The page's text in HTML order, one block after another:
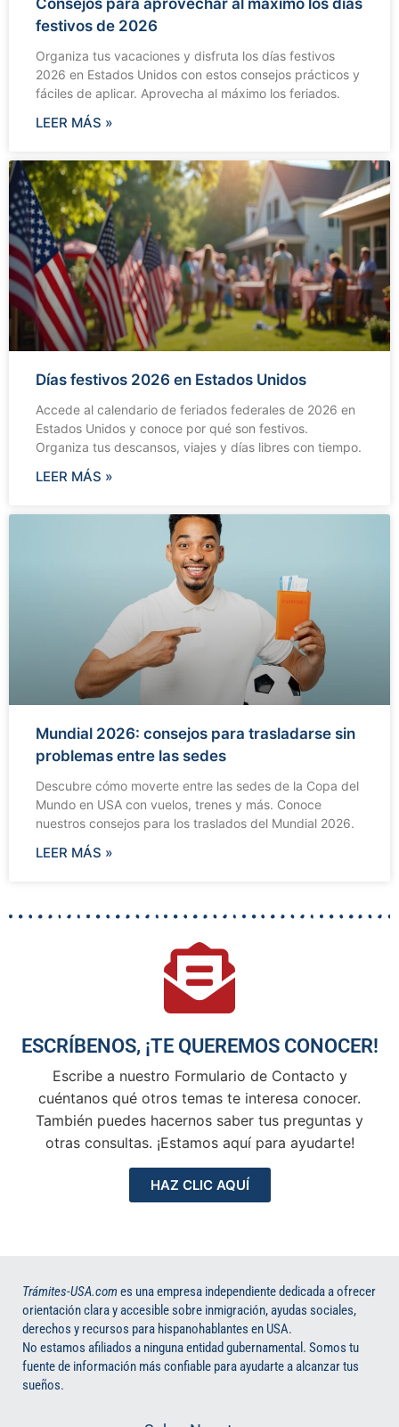
festivos de 2026
Organiza tus vacaciones y disfruta los días festivos
2026 en Estados Unidos con estos consejos prácticos y
fáciles de aplicar. Aprovecha al máximo los feriados.
LEER MÁS »
Días festivos 2026 en Estados Unidos
Accede al calendario de feriados federales de 2026 en
Estados Unidos y conoce por qué son festivos.
Organiza tus descansos, viajes y días libres con tiempo.
LEER MÁS »
Mundial 2026: consejos para trasladarse sin
problemas entre las sedes
Descubre cómo moverte entre las sedes de la Copa del
Mundo en USA con vuelos, trenes y más. Conoce
nuestros consejos para los traslados del Mundial 2026.
LEER MÁS »
ESCRÍBENOS, ¡TE QUEREMOS CONOCER!
Escribe a nuestro Formulario de Contacto y
cuéntanos qué otros temas te interesa conocer.
También puedes hacernos saber tus preguntas y
otras consultas. ¡Estamos aquí para ayudarte!
HAZ CLIC AQUÍ
Trámites-USA.comes una empresa independiente dedicada a ofrecer
orientación clara y accesible sobre inmigración, ayudas sociales,
derechos y recursos para hispanohablantes en USA.
No estamos afiliados a ninguna entidad gubernamental. Somos tu
fuente de información más confiable para ayudarte a alcanzar tus
sueños.